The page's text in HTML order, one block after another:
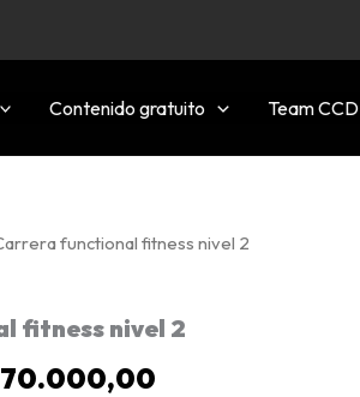
Contenido gratuito Team CCD
functional fitness nivel 2
fitness nivel 2
70.000,00
Rango
precios: